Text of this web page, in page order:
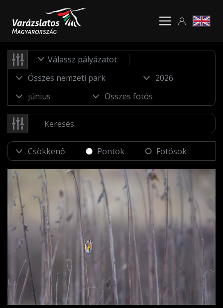
Válassz pályázatot
Pontok Fotósok